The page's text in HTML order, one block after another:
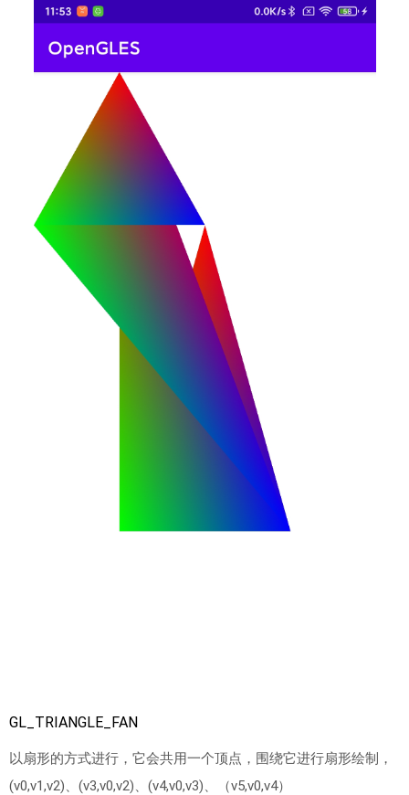
GL_TRIANGLE_FAN
以扇形的方式进行，它会共用一个顶点，围绕它进行扇形绘制，
(v0,v1,v2)、(v3,v0,v2)、(v4,v0,v3)、（v5,v0,v4）